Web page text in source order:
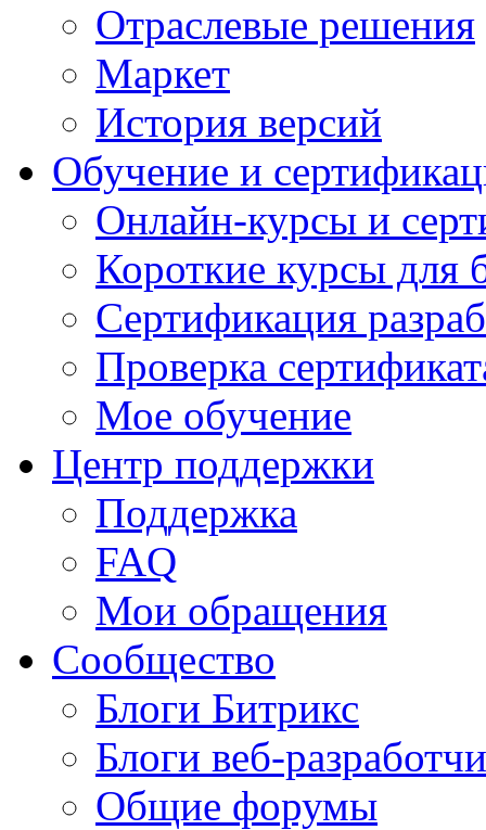
Отраслевые решения
Маркет
История версий
Обучение и
Онлайн-курсы и
Короткие курсы для
Сертификация
Проверка
Мое обучение
Центр поддержки
Поддержка
FAQ
Мои обращения
Сообщество
Блоги Битрикс
Блоги веб-
Общие форумы